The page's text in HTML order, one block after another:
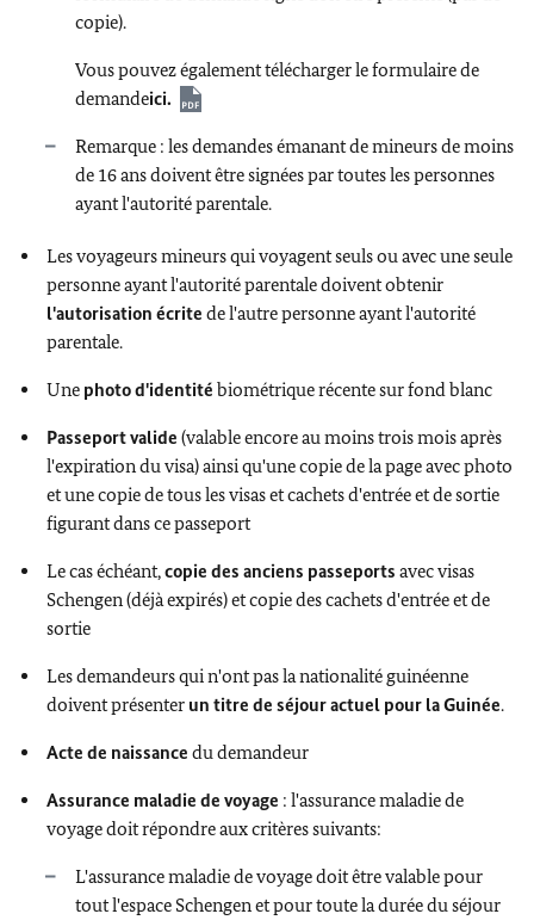
copie).
Vous pouvez également télécharger le formulaire de
demandeici.
Remarque : les demandes émanant de mineurs de moins
de 16 ans doivent être signées par toutes les personnes
ayant l'autorité parentale.
Les voyageurs mineurs qui voyagent seuls ou avec une seule
personne ayant l'autorité parentale doivent obtenir
l'autorisation écrite de l'autre personne ayant l'autorité
parentale.
Une photo d'identité biométrique récente sur fond blanc
Passeport valide (valable encore au moins trois mois après
l'expiration du visa) ainsi qu'une copie de la page avec photo
et une copie de tous les visas et cachets d'entrée et de sortie
figurant dans ce passeport
Le cas échéant,copie des anciens passeports avec visas
Schengen (déjà expirés) et copie des cachets d'entrée et de
sortie
Les demandeurs qui n'ont pas la nationalité guinéenne
doivent présenter un titre de séjour actuel pour la Guinée.
Acte de naissance du demandeur
Assurance maladie de voyage : l'assurance maladie de
voyage doit répondre aux critères suivants:
L'assurance maladie de voyage doit être valable pour
tout l'espace Schengen et pour toute la durée du séjour